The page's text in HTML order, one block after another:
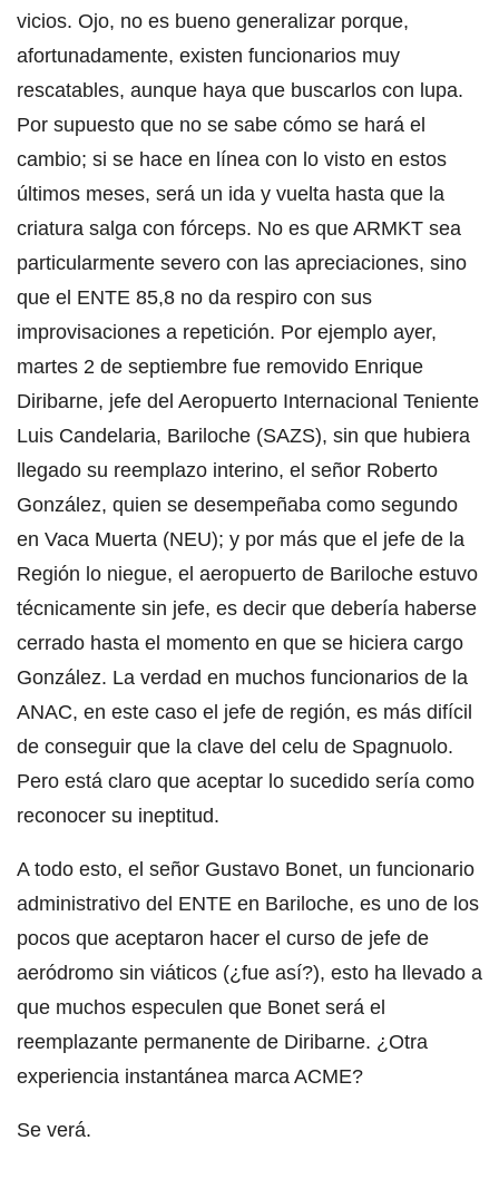
vicios. Ojo, no es bueno generalizar porque,
afortunadamente, existen funcionarios muy
rescatables, aunque haya que buscarlos con lupa.
Por supuesto que no se sabe cómo se hará el
cambio; si se hace en línea con lo visto en estos
últimos meses, será un ida y vuelta hasta que la
criatura salga con fórceps. No es que ARMKT sea
particularmente severo con las apreciaciones, sino
que el ENTE 85,8 no da respiro con sus
improvisaciones a repetición. Por ejemplo ayer,
martes 2 de septiembre fue removido Enrique
Diribarne, jefe del Aeropuerto Internacional Teniente
Luis Candelaria, Bariloche (SAZS), sin que hubiera
llegado su reemplazo interino, el señor Roberto
González, quien se desempeñaba como segundo
en Vaca Muerta (NEU); y por más que el jefe de la
Región lo niegue, el aeropuerto de Bariloche estuvo
técnicamente sin jefe, es decir que debería haberse
cerrado hasta el momento en que se hiciera cargo
González. La verdad en muchos funcionarios de la
ANAC, en este caso el jefe de región, es más difícil
de conseguir que la clave del celu de Spagnuolo.
Pero está claro que aceptar lo sucedido sería como
reconocer su ineptitud.
A todo esto, el señor Gustavo Bonet, un funcionario
administrativo del ENTE en Bariloche, es uno de los
pocos que aceptaron hacer el curso de jefe de
aeródromo sin viáticos (¿fue así?), esto ha llevado a
que muchos especulen que Bonet será el
reemplazante permanente de Diribarne. ¿Otra
experiencia instantánea marca ACME?
Se verá.